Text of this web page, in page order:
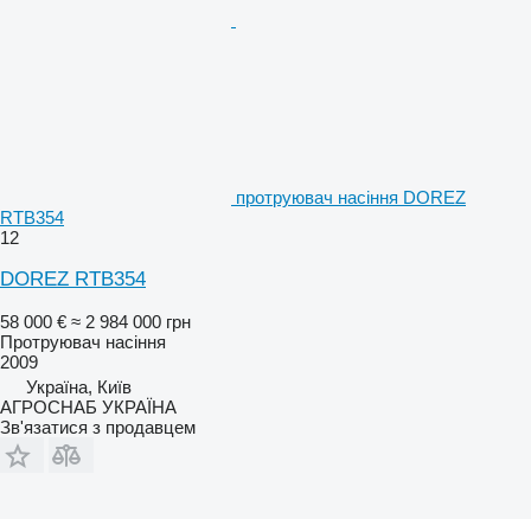
протруювач насіння DOREZ
RTB354
12
DOREZ RTB354
58 000 € ≈ 2 984 000 грн
Протруювач насіння
2009
Україна, Київ
АГРОСНАБ УКРАЇНА
Зв'язатися з продавцем